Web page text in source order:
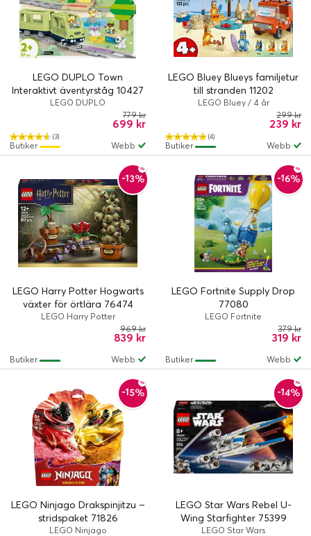
LEGO DUPLO Town
Interaktivt äventyrståg 10427
LEGO DUPLO
(3)
699 kr
779 kr
Webb
Butiker
LEGO Bluey Blueys familjetur
till stranden 11202
LEGO Bluey / 4 år
(4)
239 kr
299 kr
Webb
Butiker
-13%
LEGO Harry Potter Hogwarts
växter för örtlära 76474
LEGO Harry Potter
839 kr
969 kr
Webb
Butiker
-16%
LEGO Fortnite Supply Drop
77080
LEGO Fortnite
319 kr
379 kr
Webb
Butiker
-15%
LEGO Ninjago Drakspinjitzu –
stridspaket 71826
LEGO Ninjago
-14%
LEGO Star Wars Rebel U-
Wing Starfighter 75399
LEGO Star Wars